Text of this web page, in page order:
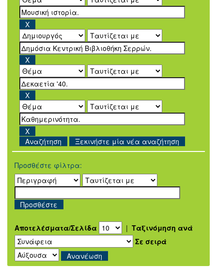
Ξεκινήστε μία νέα αναζήτηση
Προσθέστε φίλτρα:
Αποτελέσματα/Σελίδα | Ταξινόμηση ανά
Σε σειρά